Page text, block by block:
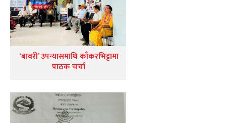
‘बावरी’ उपन्यासमाथि काँकरभिट्टामा
पाठक चर्चा